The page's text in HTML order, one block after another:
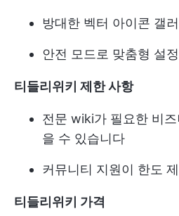
방대한 벡터 아이콘 갤
안전 모드로 맞춤형 설
티들리위키 제한 사항
전문 wiki가 필요한 비
을 수 있습니다
커뮤니티 지원이 한도
티들리위키 가격